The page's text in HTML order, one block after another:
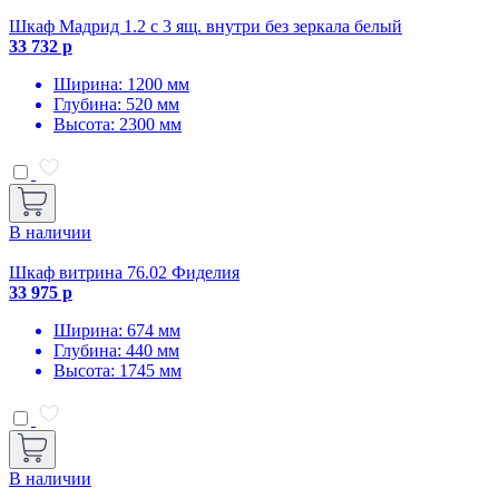
Шкаф Мадрид 1.2 с 3 ящ. внутри без зеркала белый
33 732 р
Ширина: 1200 мм
Глубина: 520 мм
Высота: 2300 мм
В наличии
Шкаф витрина 76.02 Фиделия
33 975 р
Ширина: 674 мм
Глубина: 440 мм
Высота: 1745 мм
В наличии